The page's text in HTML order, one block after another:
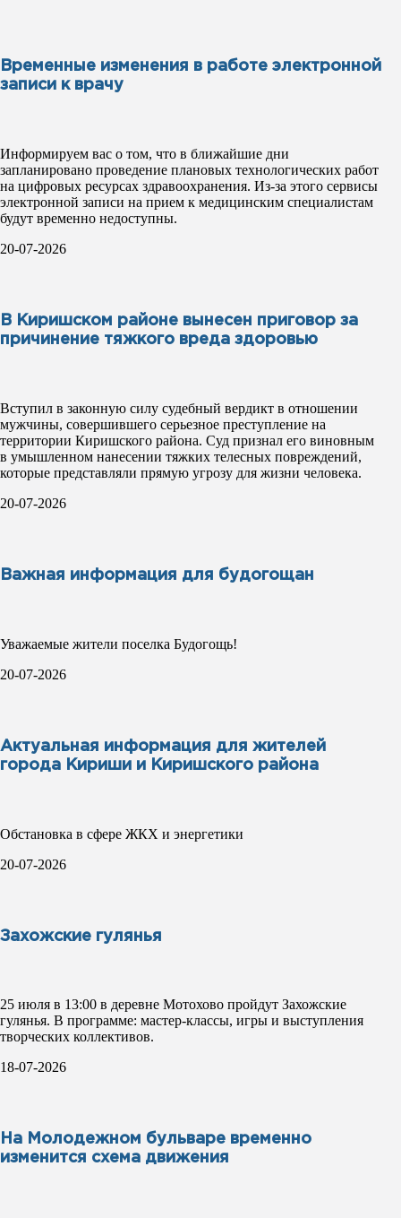
Временные изменения в работе электронной
записи к врачу
Информируем вас о том, что в ближайшие дни
запланировано проведение плановых технологических работ
на цифровых ресурсах здравоохранения. Из-за этого сервисы
электронной записи на прием к медицинским специалистам
будут временно недоступны.
20-07-2026
В Киришском районе вынесен приговор за
причинение тяжкого вреда здоровью
Вступил в законную силу судебный вердикт в отношении
мужчины, совершившего серьезное преступление на
территории Киришского района. Суд признал его виновным
в умышленном нанесении тяжких телесных повреждений,
которые представляли прямую угрозу для жизни человека.
20-07-2026
Важная информация для будогощан
Уважаемые жители поселка Будогощь!
20-07-2026
Актуальная информация для жителей
города Кириши и Киришского района
Обстановка в сфере ЖКХ и энергетики
20-07-2026
Захожские гулянья
25 июля в 13:00 в деревне Мотохово пройдут Захожские
гулянья. В программе: мастер-классы, игры и выступления
творческих коллективов.
18-07-2026
На Молодежном бульваре временно
изменится схема движения